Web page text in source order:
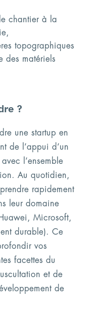
chantier à la
topographiques
des matériels
?
une startup en
de l’appui d’un
l’ensemble
Au quotidien,
rapidement
leur domaine
Microsoft,
durable). Ce
vos
facettes du
et de
de